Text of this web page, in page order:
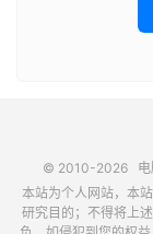
© 2010-2026
本站为个人网站，本
研究目的；不得将上